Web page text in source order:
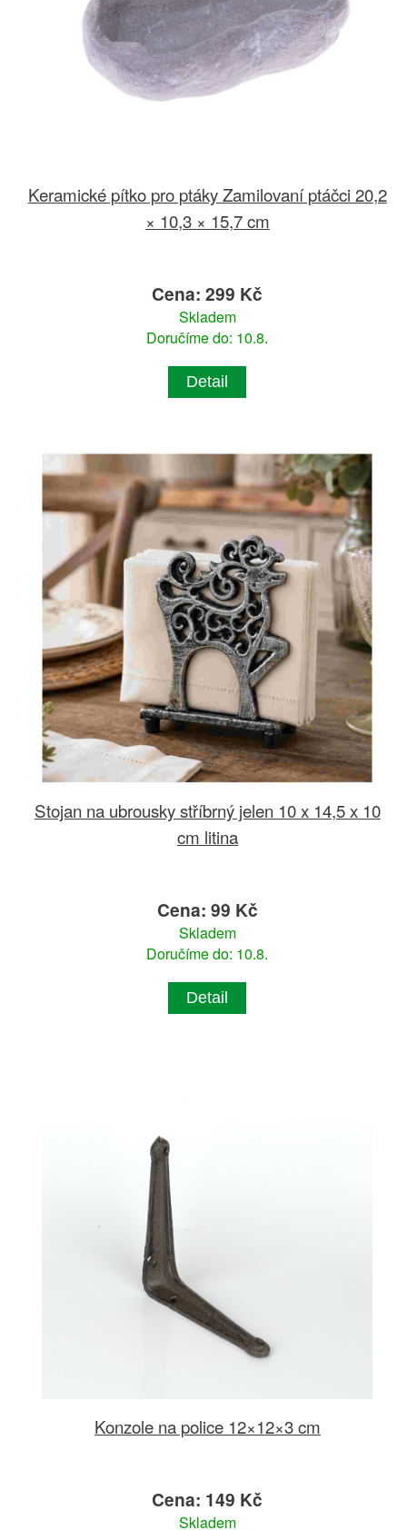
Keramické pítko pro ptáky Zamilovaní ptáčci 20,2
× 10,3 × 15,7 cm
Cena: 299 Kč
Skladem
Doručíme do: 10.8.
Detail
Stojan na ubrousky stříbrný jelen 10 x 14,5 x 10
cm litina
Cena: 99 Kč
Skladem
Doručíme do: 10.8.
Detail
Konzole na police 12×12×3 cm
Cena: 149 Kč
Skladem